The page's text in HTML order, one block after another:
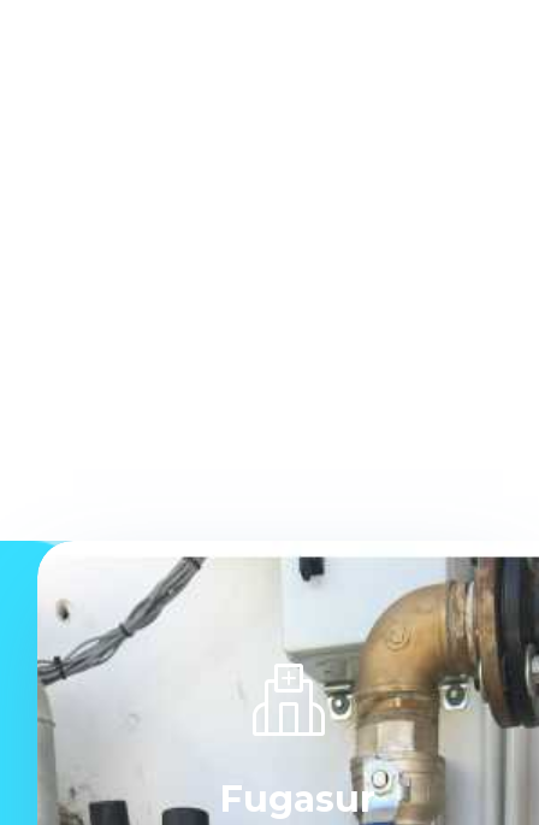
Fugasur